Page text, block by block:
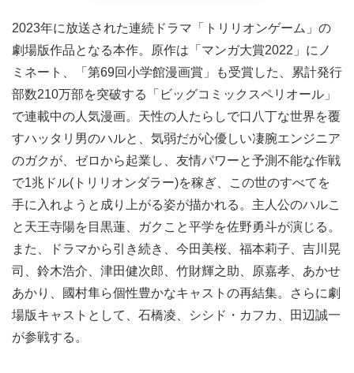
2023年に放送された連続ドラマ「トリリオンゲーム」の
劇場版作品となる本作。原作は「マンガ大賞2022」にノ
ミネート、「第69回小学館漫画賞」も受賞した、累計発行
部数210万部を突破する「ビッグコミックスペリオール」
で連載中の人気漫画。天性の人たらしで口八丁な世界を覆
すハッタリ男のハルと、気弱だが心優しい凄腕エンジニア
のガクが、ゼロから起業し、友情パワーと予測不能な作戦
で1兆ドル(トリリオンダラー)を稼ぎ、この世のすべてを
手に入れようと成り上がる姿が描かれる。主人公のハルこ
と天王寺陽を目黒蓮、ガクこと平学を佐野勇斗が演じる。
また、ドラマから引き続き、今田美桜、福本莉子、吉川晃
司、鈴木浩介、津田健次郎、竹財輝之助、原嘉孝、あかせ
あかり、國村隼ら個性豊かなキャストの再結集。さらに劇
場版キャストとして、石橋凌、シシド・カフカ、田辺誠一
が参戦する。